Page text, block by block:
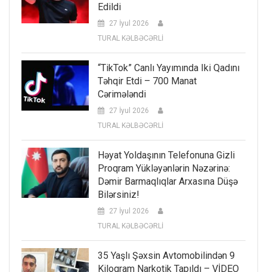
Edildi
27 İyul 2026
TURAL KƏLBƏCƏRLİ
“TikTok” Canlı Yayımında Iki Qadını
Təhqir Etdi – 700 Manat
Cərimələndi
27 İyul 2026
TURAL KƏLBƏCƏRLİ
Həyat Yoldaşının Telefonuna Gizli
Proqram Yükləyənlərin Nəzərinə:
Dəmir Barmaqlıqlar Arxasına Düşə
Bilərsiniz!
27 İyul 2026
TURAL KƏLBƏCƏRLİ
35 Yaşlı Şəxsin Avtomobilindən 9
Kiloqram Narkotik Tapıldı – VİDEO